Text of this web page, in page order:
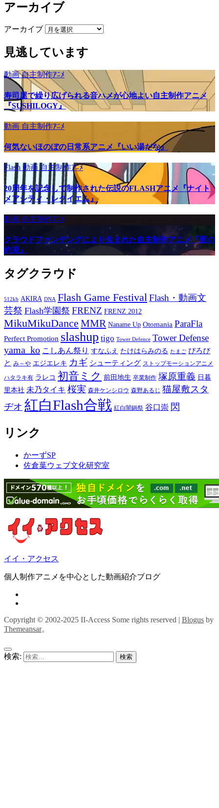
アーカイブ
アーカイブ
見逃しています
動画自主制作ｱﾆﾒ
寿司屋で繰り広げられる音ハメが心地よい自主制作アニメ
『SUSHILOGY』
動画 自主制作ｱﾆﾒ
何気ないほのぼの日常系アニメ『いい湯だな』
Flash 動画自主制作ｱﾆﾒ
20周年を記念して制作された伝説のFLASHアニメ『ナイト
メアシティ・レクイエム』
動画 自主制作ｱﾆﾒ
クラウドファンデングにより生まれた自主制作アニメ『藍の
約束』
タグクラウド
512kb AKIRA DNA Flash Game FestivalFlash・動画文
芸祭 Flash学園祭 FRENZ FRENZ 2012
MikuMikuDance MMR Naname Up Otomania ParaFla
Perfect Promotion slashup tigo Tower Defence Tower Defense
yama_ko こしあん祭り すなふえ たけはらみのる たまご ぴろぴ
と み～や エジエレキ カギ シューティング ストップモーションアニメ
ハタラキ有 ラレコ 初音ミク 前田地生 卒業制作 塚原重義 日暮
里本社 未乃タイキ 桜実 森井ケンシロウ 森野あるじ 猫屋敷スタ
ヂオ 紅白Flash合戦 紅白闇鍋祭 谷口崇 閃
リンク
かーずSP
佐倉葉ウェブ文化研究室
イイ・アクセス
個人制作アニメを中心とした動画紹介ブログ
Copyright © 2002-2025 II-Access Some rights reserved | Blogus by
Themeansar。
検索: